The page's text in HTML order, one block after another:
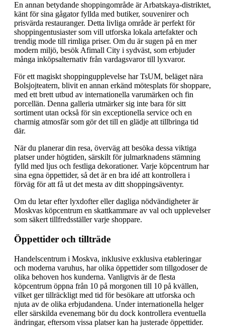
En annan betydande shoppingområde är Arbatskaya-distriktet,
känt för sina gågator fyllda med butiker, souvenirer och
prisvärda restauranger. Detta livliga område är perfekt för
shoppingentusiaster som vill utforska lokala artefakter och
trendig mode till rimliga priser. Om du är sugen på en mer
modern miljö, besök Afimall City i sydväst, som erbjuder
många inköpsalternativ från vardagsvaror till lyxvaror.
För ett magiskt shoppingupplevelse har TsUM, beläget nära
Bolsjojteatern, blivit en annan erkänd mötesplats för shoppare,
med ett brett utbud av internationella varumärken och fin
porcellän. Denna galleria utmärker sig inte bara för sitt
sortiment utan också för sin exceptionella service och en
charmig atmosfär som gör det till en glädje att tillbringa tid
där.
När du planerar din resa, överväg att besöka dessa viktiga
platser under högtiden, särskilt för julmarknadens stämning
fylld med ljus och festliga dekorationer. Varje köpcentrum har
sina egna öppettider, så det är en bra idé att kontrollera i
förväg för att få ut det mesta av ditt shoppingsäventyr.
Om du letar efter lyxdofter eller dagliga nödvändigheter är
Moskvas köpcentrum en skattkammare av val och upplevelser
som säkert tillfredsställer varje shoppare.
Öppettider och tillträde
Handelscentrum i Moskva, inklusive exklusiva etableringar
och moderna varuhus, har olika öppettider som tillgodoser de
olika behoven hos kunderna. Vanligtvis är de flesta
köpcentrum öppna från 10 på morgonen till 10 på kvällen,
vilket ger tillräckligt med tid för besökare att utforska och
njuta av de olika erbjudandena. Under internationella helger
eller särskilda evenemang bör du dock kontrollera eventuella
ändringar, eftersom vissa platser kan ha justerade öppettider.